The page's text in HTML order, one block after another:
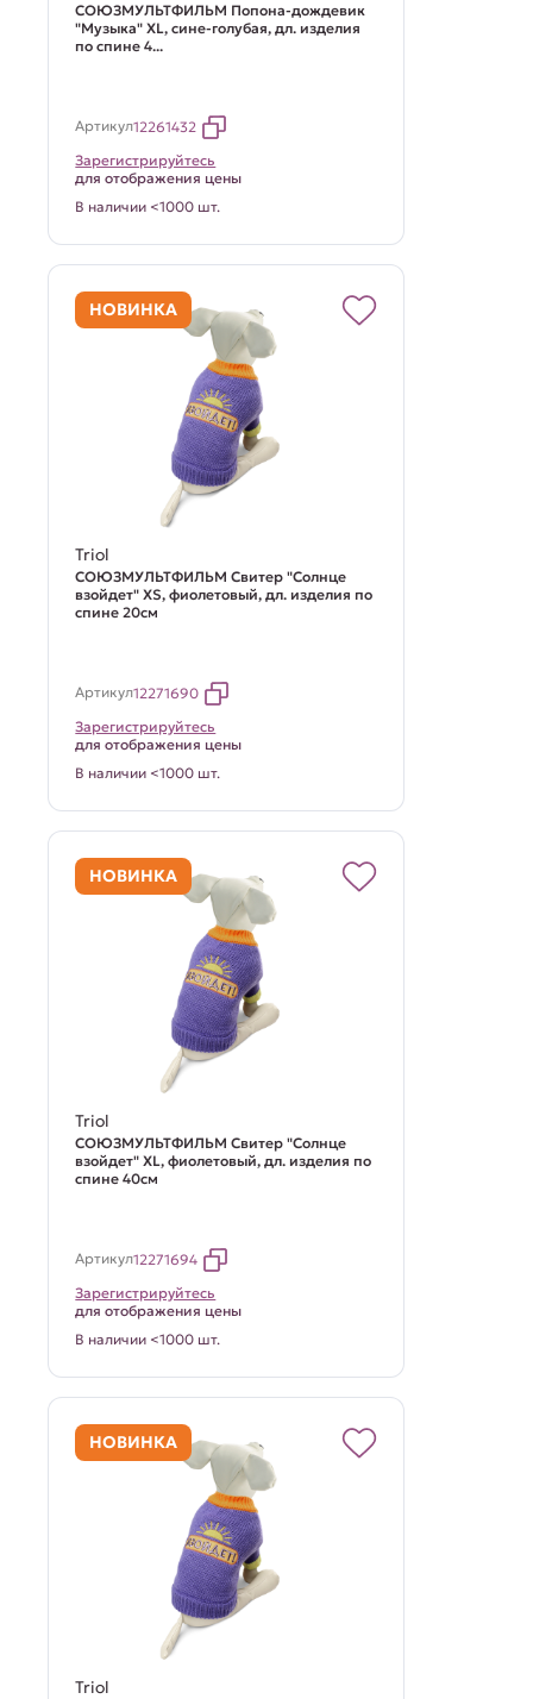
СОЮЗМУЛЬТФИЛЬМ Попона-дождевик
"Музыка" XL, сине-голубая, дл. изделия
по спине 4...
Артикул12261432
Зарегистрируйтесь
для отображения цены
В наличии <1000 шт.
НОВИНКА
Triol
СОЮЗМУЛЬТФИЛЬМ Свитер "Солнце
взойдет" XS, фиолетовый, дл. изделия по
спине 20см
Артикул12271690
Зарегистрируйтесь
для отображения цены
В наличии <1000 шт.
НОВИНКА
Triol
СОЮЗМУЛЬТФИЛЬМ Свитер "Солнце
взойдет" XL, фиолетовый, дл. изделия по
спине 40см
Артикул12271694
Зарегистрируйтесь
для отображения цены
В наличии <1000 шт.
НОВИНКА
Triol